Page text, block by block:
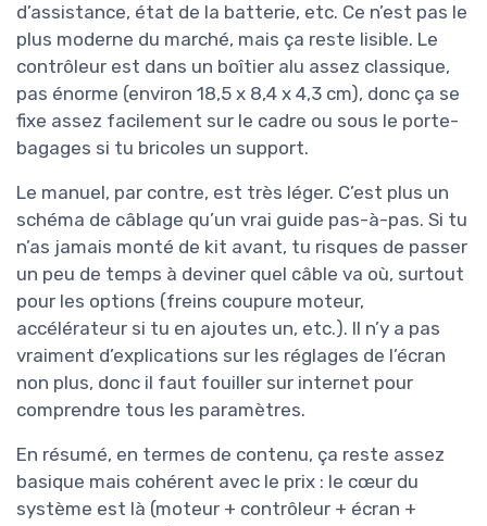
d’assistance, état de la batterie, etc. Ce n’est pas le
plus moderne du marché, mais ça reste lisible. Le
contrôleur est dans un boîtier alu assez classique,
pas énorme (environ 18,5 x 8,4 x 4,3 cm), donc ça se
fixe assez facilement sur le cadre ou sous le porte-
bagages si tu bricoles un support.
Le manuel, par contre, est très léger. C’est plus un
schéma de câblage qu’un vrai guide pas-à-pas. Si tu
n’as jamais monté de kit avant, tu risques de passer
un peu de temps à deviner quel câble va où, surtout
pour les options (freins coupure moteur,
accélérateur si tu en ajoutes un, etc.). Il n’y a pas
vraiment d’explications sur les réglages de l’écran
non plus, donc il faut fouiller sur internet pour
comprendre tous les paramètres.
En résumé, en termes de contenu, ça reste assez
basique mais cohérent avec le prix : le cœur du
système est là (moteur + contrôleur + écran +